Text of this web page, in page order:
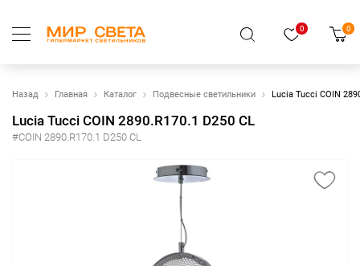
0 0
Назад Главная Каталог Подвесные светильники Lucia Tucci COIN
Lucia Tucci COIN 2890.R170.1 D250 CL
#COIN 2890.R170.1 D250 CL